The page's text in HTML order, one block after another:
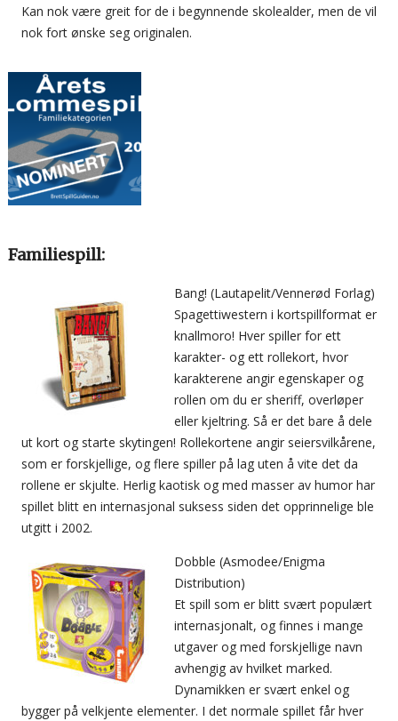
Kan nok være greit for de i begynnende skolealder, men de vil
nok fort ønske seg originalen.
Familiespill:
Bang! (Lautapelit/Vennerød Forlag)
Spagettiwestern i kortspillformat er
knallmoro! Hver spiller for ett
karakter- og ett rollekort, hvor
karakterene angir egenskaper og
rollen om du er sheriff, overløper
eller kjeltring. Så er det bare å dele
ut kort og starte skytingen! Rollekortene angir seiersvilkårene,
som er forskjellige, og flere spiller på lag uten å vite det da
rollene er skjulte. Herlig kaotisk og med masser av humor har
spillet blitt en internasjonal suksess siden det opprinnelige ble
utgitt i 2002.
Dobble (Asmodee/Enigma
Distribution)
Et spill som er blitt svært populært
internasjonalt, og finnes i mange
utgaver og med forskjellige navn
avhengig av hvilket marked.
Dynamikken er svært enkel og
bygger på velkjente elementer. I det normale spillet får hver